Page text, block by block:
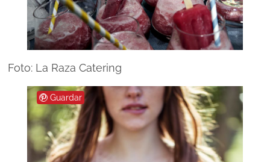
Foto: La Raza Catering
Guardar